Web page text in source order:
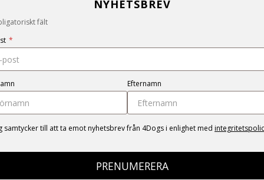
NYHETSBREV
fält
*
Efternamn
samtycker till att ta emot nyhetsbrev från 4Dogs i enlighet med
PRENUMERERA